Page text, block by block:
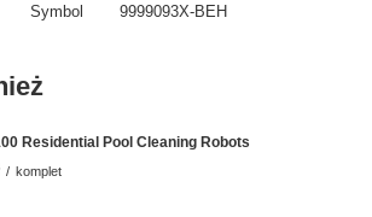
Symbol 9999093X-BEH
Residential Pool Cleaning Robots
/ komplet